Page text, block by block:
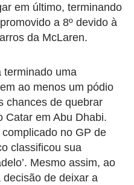
em último, terminando
a 8º devido à
da McLaren.
terminado uma
ao menos um pódio
chances de quebrar
Catar em Abu Dhabi.
no GP de
classificou sua
Mesmo assim, ao
de deixar a